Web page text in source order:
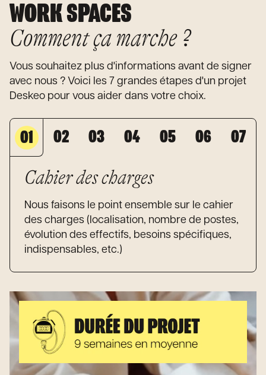
WORK SPACES
Comment ça marche ?
Vous souhaitez plus d'informations avant de signer
avec nous ? Voici les 7 grandes étapes d'un projet
Deskeo pour vous aider dans votre choix.
01 02 03 04 05 06 07
Cahier des charges
Nous faisons le point ensemble sur le cahier
des charges (localisation, nombre de postes,
évolution des effectifs, besoins spécifiques,
indispensables, etc.)